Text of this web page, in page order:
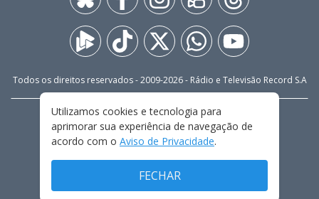
Todos os direitos reservados - 2009-2026- Rádio e Televisão Record S.A
FALE CONOSCO
PRIVACIDADE
TERMOS E CONDIÇÕES DE USO
Utilizamos cookies e tecnologia para
aprimorar sua experiência de navegação de
acordo com o Aviso de Privacidade.
FECHAR